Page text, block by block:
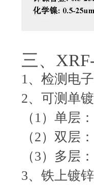
三、
1、检测电
2、可测单
（1）单层
（2）双层
（3）多层
3、铁上镀